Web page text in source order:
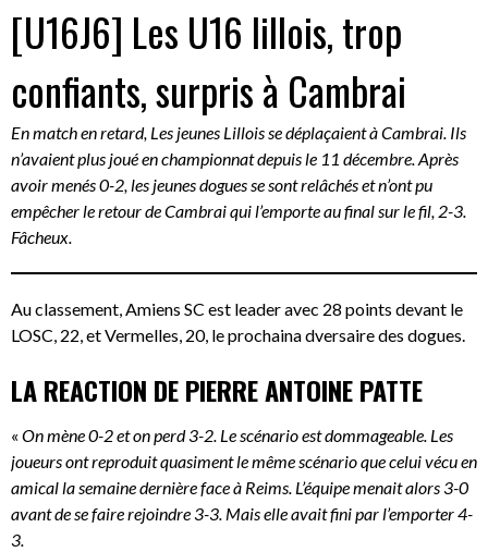
[U16J6] Les U16 lillois, trop
confiants, surpris à Cambrai
En match en retard, Les jeunes Lillois se déplaçaient à Cambrai. Ils
n’avaient plus joué en championnat depuis le 11 décembre. Après
avoir menés 0-2, les jeunes dogues se sont relâchés et n’ont pu
empêcher le retour de Cambrai qui l’emporte au final sur le fil, 2-3.
Fâcheux.
Au classement, Amiens SC est leader avec 28 points devant le
LOSC, 22, et Vermelles, 20, le prochaina dversaire des dogues.
LA REACTION DE PIERRE ANTOINE PATTE
« On mène 0-2 et on perd 3-2. Le scénario est dommageable. Les
joueurs ont reproduit quasiment le même scénario que celui vécu en
amical la semaine dernière face à Reims. L’équipe menait alors 3-0
avant de se faire rejoindre 3-3. Mais elle avait fini par l’emporter 4-
3.